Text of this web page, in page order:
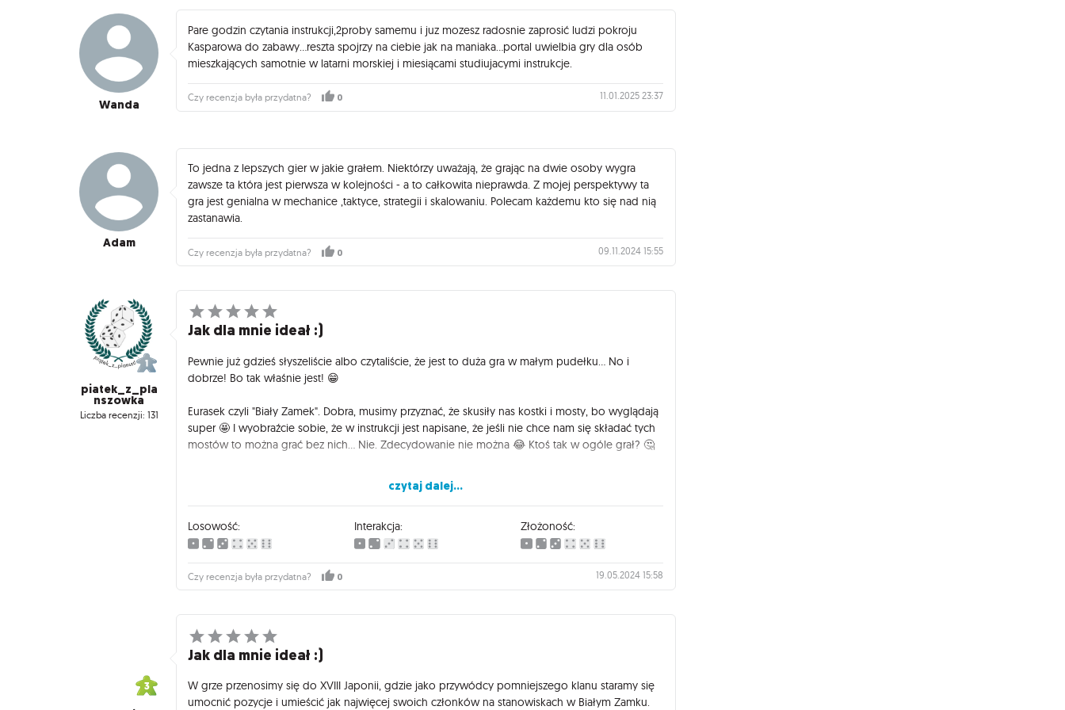
Wanda
Pare godzin czytania instrukcji,2proby samemu i juz mozesz radosnie zaprosić ludzi pokroju
Kasparowa do zabawy...reszta spojrzy na ciebie jak na maniaka...portal uwielbia gry dla osób
mieszkających samotnie w latarni morskiej i miesiącami studiujacymi instrukcje.
Czy recenzja była przydatna? 0 11.01.2025 23:37
Adam
To jedna z lepszych gier w jakie grałem. Niektórzy uważają, że grając na dwie osoby wygra
zawsze ta która jest pierwsza w kolejności - a to całkowita nieprawda. Z mojej perspektywy ta
gra jest genialna w mechanice ,taktyce, strategii i skalowaniu. Polecam każdemu kto się nad nią
zastanawia.
Czy recenzja była przydatna? 0 09.11.2024 15:55
piatek_z_pla
nszowka
Liczba recenzji: 131
Jak dla mnie ideał :)
Pewnie już gdzieś słyszeliście albo czytaliście, że jest to duża gra w małym pudełku... No i
dobrze! Bo tak właśnie jest! 😁
Eurasek czyli "Biały Zamek". Dobra, musimy przyznać, że skusiły nas kostki i mosty, bo wyglądają
super 🤩 I wyobraźcie sobie, że w instrukcji jest napisane, że jeśli nie chce nam się składać tych
mostów to można grać bez nich... Nie. Zdecydowanie nie można 😂 Ktoś tak w ogóle grał? 🤔
O co w ogóle tyle szumu wokół "Białego Zamku"? Wracając do pierwszego zdania... W pudełku
znajduje się mnóóóstwo dobroci. Pakując wszystkie komponenty po grze trzeba przy okazji
pobawić się w tetrisa.
Niby zwykłe drewniane meple, ale czaple są ekstra!
Gra trwa raptem trzy rundy po trzy tury. W każdym ruchu wybieramy jedną z kości znajdujących
się na moście, wybieramy miejsce na planszy głównej lub planszy posiadłości (planszy gracza),
standardowo więcej czasu zajmuje samo zastanowienie się, co wykonać w swoim ruchu.
W cztery osoby gra rozkłada się idealnie czasowo, w dwie mija bardzo szybko. Rundy lecą w
gra, dużo wnosząca w nasze planszówkowe życie, ale dla nas nieco za krótka.
czytaj dalej...
Losowość: Interakcja: Złożoność:
Czy recenzja była przydatna? 0 19.05.2024 15:58
Jak dla mnie ideał :)
W grze przenosimy się do XVIII Japonii, gdzie jako przywódcy pomniejszego klanu staramy się
umocnić pozycje i umieścić jak najwięcej swoich członków na stanowiskach w Białym Zamku.